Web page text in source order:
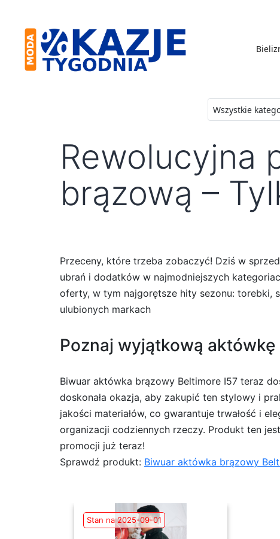
content
Rewolucyjna
brązową –
Przeceny, które trzeba zobaczyć! Dziś w
ubrań i dodatków w najmodniejszych
oferty, w tym najgorętsze hity sezonu: torebki,
ulubionych markach
Poznaj wyjątkową aktówkę
Biwuar aktówka brązowy Beltimore I57 teraz
doskonała okazja, aby zakupić ten stylowy i
jakości materiałów, co gwarantuje trwałość i
organizacji codziennych rzeczy. Produkt ten
promocji już teraz!
Sprawdź produkt: Biwuar aktówka brązowy
Stan na 2025-09-01